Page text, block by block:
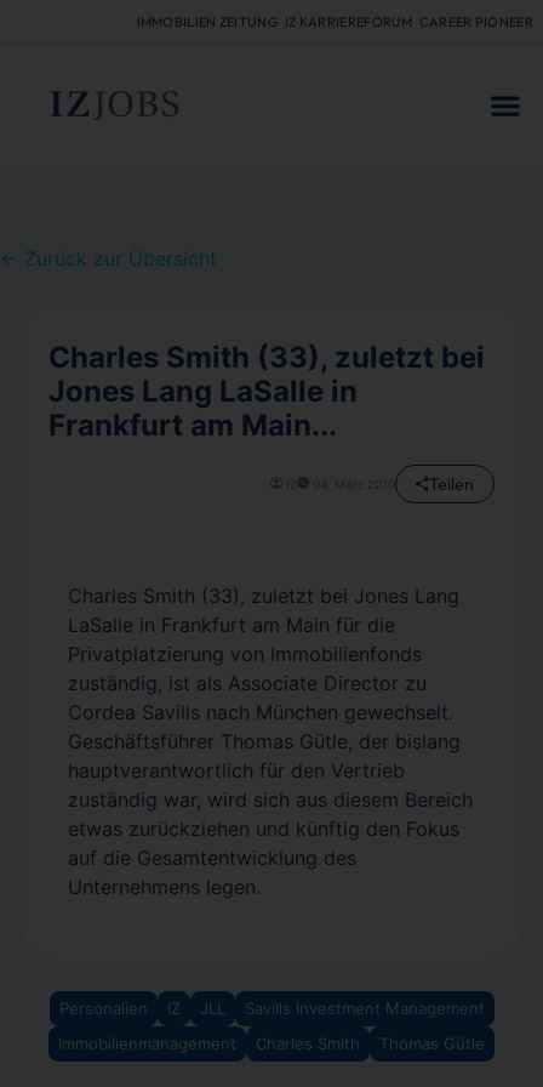
IMMOBILIEN ZEITUNG IZ KARRIEREFORUM CAREER PIONEER
← Zurück zur Übersicht
Charles Smith (33), zuletzt bei
Jones Lang LaSalle in
Frankfurt am Main...
04. März 2010 Teilen
Charles Smith (33), zuletzt bei Jones Lang
LaSalle in Frankfurt am Main für die
Privatplatzierung von Immobilienfonds
zuständig, ist als Associate Director zu
Cordea Savills nach München gewechselt.
Geschäftsführer Thomas Gütle, der bislang
hauptverantwortlich für den Vertrieb
zuständig war, wird sich aus diesem Bereich
etwas zurückziehen und künftig den Fokus
auf die Gesamtentwicklung des
Unternehmens legen.
Personalien IZ JLL
Savills Investment Management
Immobilienmanagement
Charles Smith Thomas Gütle